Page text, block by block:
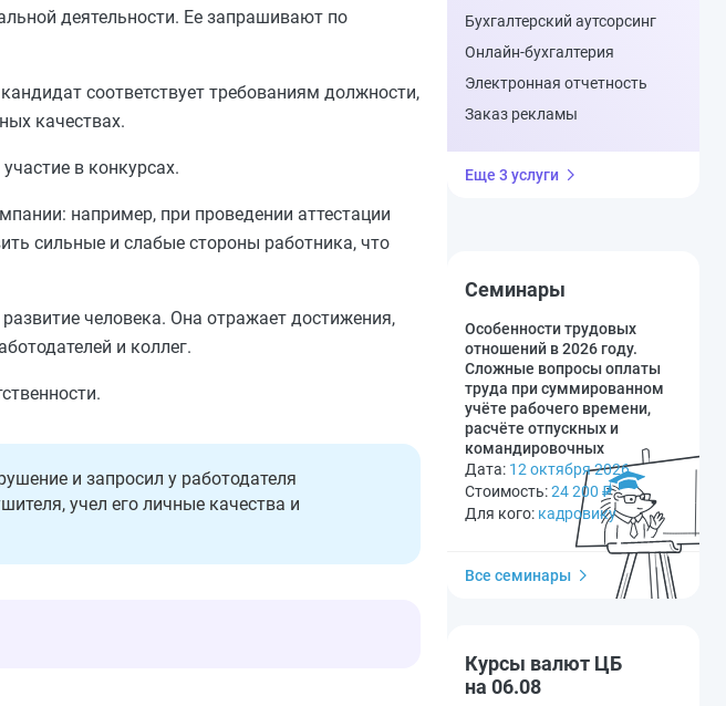
деятельности. Ее запрашивают по
соответствует требованиям должности,
качествах.
в конкурсах.
например, при проведении аттестации
сильные и слабые стороны работника, что
человека. Она отражает достижения,
и коллег.
и запросил у работодателя
учел его личные качества и
Бухгалтерский аутсорсинг
Онлайн-бухгалтерия
Электронная отчетность
Заказ рекламы
Еще 3 услуги
Семинары
Особенности трудовых
отношений в 2026 году.
Сложные вопросы оплаты
труда при суммированном
учёте рабочего времени,
расчёте отпускных и
командировочных
Дата: 12 октября 2026
Стоимость:24 200 ₽
Для кого: кадровику
Все семинары
Курсы валют ЦБ
на 06.08